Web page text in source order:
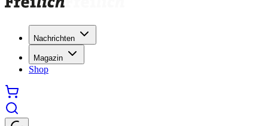
Nachrichten
Magazin
Shop